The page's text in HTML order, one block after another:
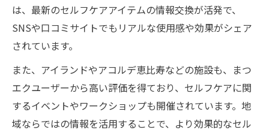
は、最新のセルフケアアイテムの情報交換が活発で、
SNSや口コミサイトでもリアルな使用感や効果がシェア
されています。
また、アイランドやアコルデ恵比寿などの施設も、まつ
エクユーザーから高い評価を得ており、セルフケアに関
するイベントやワークショップも開催されています。地
域ならではの情報を活用することで、より効果的なセル